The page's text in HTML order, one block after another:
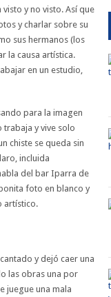
y no visto. Así que
y charlar sobre su
sus hermanos (los
la causa artística.
en un estudio,
para la imagen
trabaja y vive solo
chiste se queda sin
incluida
del bar Iparra de
foto en blanco y
artístico.
y dejó caer una
las obras una por
juegue una mala